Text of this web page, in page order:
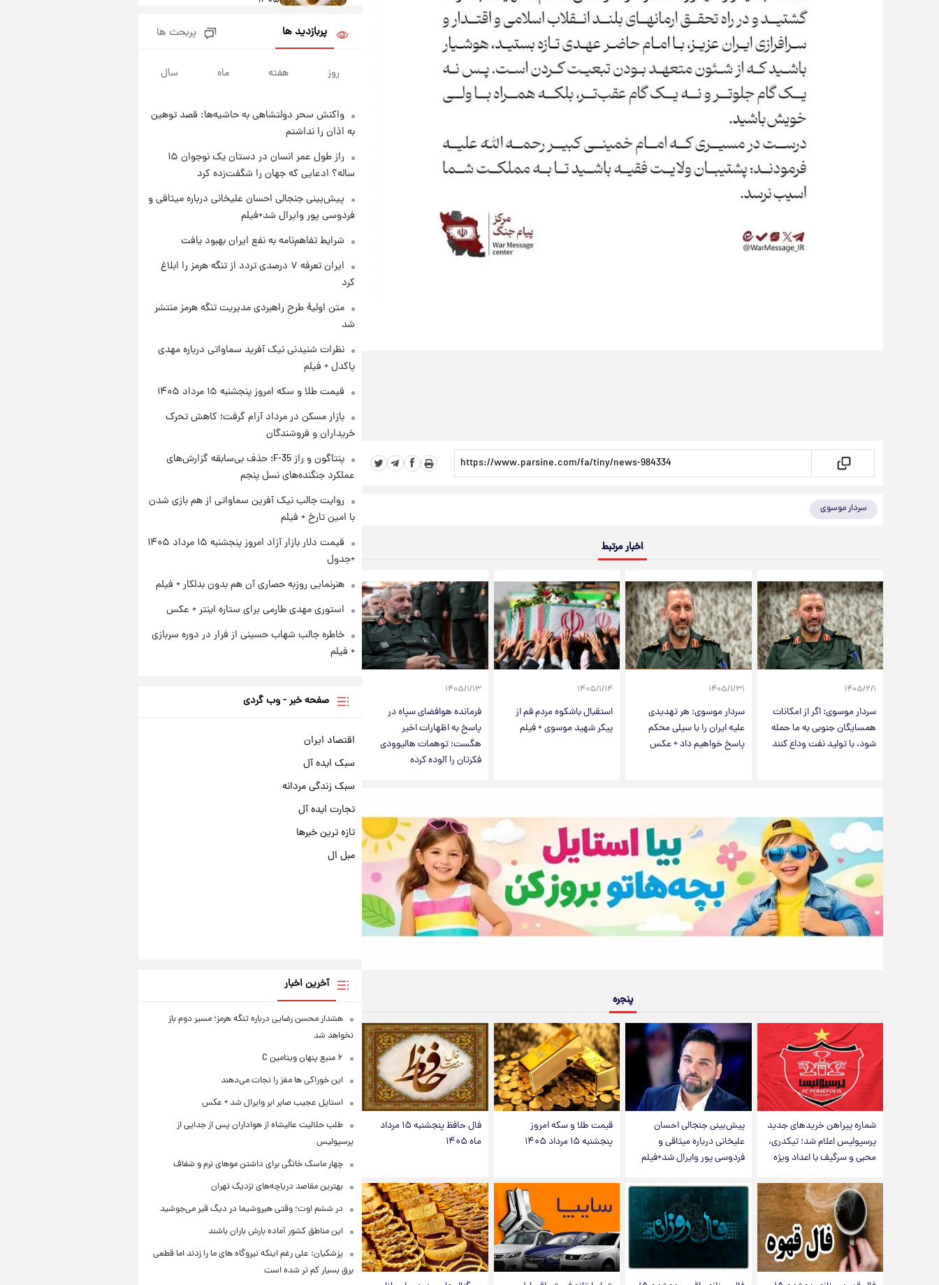
سردار موسوی
اخبار مرتبط
۱۴۰۵/۲/۱
سردار موسوی: اگر از امکانات
همسایگان جنوبی به ما حمله
شود، با تولید نفت وداع کنند
۱۴۰۵/۱/۳۱
سردار موسوی: هر تهدیدی
علیه ایران را با سیلی محکم
پاسخ خواهیم داد + عکس
۱۴۰۵/۱/۱۴
استقبال باشکوه مردم قم از
پیکر شهید موسوی + فیلم
۱۴۰۵/۱/۱۳
فرمانده هوافضای سپاه در
پاسخ به اظهارات اخیر
هگست: توهمات هالیوودی
فکرتان را آلوده کرده
پنجره
شماره پیراهن خریدهای جدید
پرسپولیس اعلام شد؛ تیکدری،
محبی و سرگیف با اعداد ویژه
پیش‌بینی جنجالی احسان
علیخانی درباره میثاقی و
فردوسی پور وایرال شد+فیلم
قیمت طلا و سکه امروز
پنجشنبه ۱۵ مرداد ۱۴۰۵
فال حافظ پنجشنبه ۱۵ مرداد
ماه ۱۴۰۵
فال قهوه روزانه پنجشنبه ۱۵ مرداد
ماه ۱۴۰۵
۱ روز پیش
چهارشنبه ۱۴ مرداد + جدول
۱ روز پیش
تولید سایپا؛ نام خودرو، مبلغ پیش
پرداخت و زمان تحویل | سود
مشارکت چند درصد است؟
پربازدید ها پربحث ها
روز هفته ماه سال
واکنش سحر دولتشاهی به حاشیه‌ها: قصد توهین
به اذان را نداشتم
راز طول عمر انسان در دستان یک نوجوان ۱۵
ساله؟ ادعایی که جهان را شگفت‌زده کرد
پیش‌بینی جنجالی احسان علیخانی درباره میثاقی و
فردوسی پور وایرال شد+فیلم
شرایط تفاهم‌نامه به نفع ایران بهبود یافت
ایران تعرفه ۷ درصدی تردد از تنگه هرمز را ابلاغ
کرد
متن اولیۀ طرح راهبردی مدیریت تنگه هرمز منتشر
شد
نظرات شنیدنی نیک آفرید سماواتی درباره مهدی
پاکدل + فیلم
قیمت طلا و سکه امروز پنجشنبه ۱۵ مرداد ۱۴۰۵
بازار مسکن در مرداد آرام گرفت؛ کاهش تحرک
خریداران و فروشندگان
پنتاگون و راز F-35؛ حذف بی‌سابقه گزارش‌های
عملکرد جنگنده‌های نسل پنجم
روایت جالب نیک آفرین سماواتی از هم بازی شدن
با امین تارخ + فیلم
قیمت دلار بازار آزاد امروز پنجشنبه ۱۵ مرداد ۱۴۰۵
+جدول
هنرنمایی روزبه حصاری آن هم بدون بدلکار + فیلم
استوری مهدی طارمی برای ستاره اینتر + عکس
خاطره جالب شهاب حسینی از فرار در دوره سربازی
+ فیلم
صفحه خبر - وب گردی
اقتصاد ایران
سبک ایده آل
سبک زندگی مردانه
تجارت ایده آل
تازه ترین خبرها
مبل ال
آخرین اخبار
هشدار محسن رضایی درباره تنگه هرمز؛ مسیر دوم باز
نخواهد شد
۶ منبع پنهان ویتامین C
این خوراکی ها مغز را نجات می‌دهند
استایل عجیب صابر ابر وایرال شد + عکس
طلب حلالیت عالیشاه از هواداران پس از جدایی از
پرسپولیس
چهار ماسک خانگی برای داشتن موهای نرم و شفاف
بهترین مقاصد دریاچه‌های نزدیک تهران
در ششم اوت؛ وقتی هیروشیما در دیگ قیر می‌جوشید
این مناطق کشور آماده بارش باران باشند
پزشکیان: علی رغم اینکه نیروگاه های ما را زدند اما قطعی
برق بسیار کم تر شده است